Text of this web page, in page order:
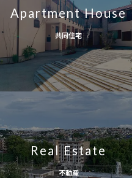
Apartment House
共同住宅
Real Estate
不動産